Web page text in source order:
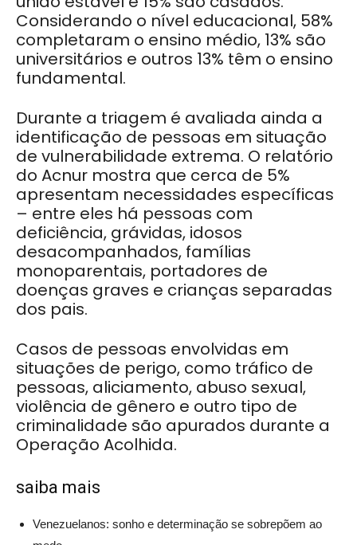
Considerando o nível educacional, 58%
completaram o ensino médio, 13% são
universitários e outros 13% têm o ensino
fundamental.
Durante a triagem é avaliada ainda a
identificação de pessoas em situação
de vulnerabilidade extrema. O relatório
do Acnur mostra que cerca de 5%
apresentam necessidades específicas
– entre eles há pessoas com
deficiência, grávidas, idosos
desacompanhados, famílias
monoparentais, portadores de
doenças graves e crianças separadas
dos pais.
Casos de pessoas envolvidas em
situações de perigo, como tráfico de
pessoas, aliciamento, abuso sexual,
violência de gênero e outro tipo de
criminalidade são apurados durante a
Operação Acolhida.
saiba mais
Venezuelanos: sonho e determinação se sobrepõem ao